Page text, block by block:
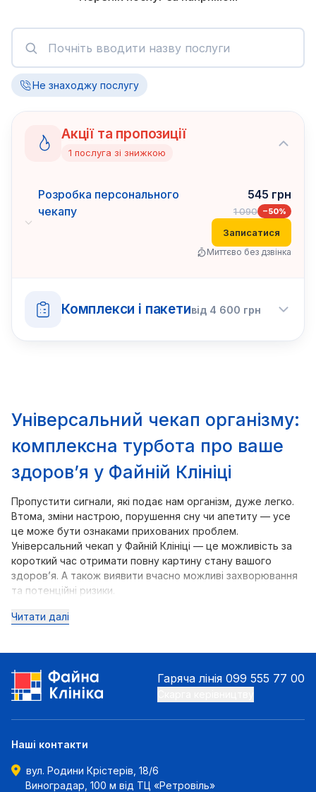
Не знаходжу послугу
Акції та пропозиції
1 послуга зі знижкою
Розробка персонального
чекапу
545 грн
1 090 −50%
Записатися
Миттєво без дзвінка
Комплекси і пакетивід 4 600 грн
Універсальний чекап організму:
комплексна турбота про ваше
здоров’я у Файній Клініці
Пропустити сигнали, які подає нам організм, дуже легко.
Втома, зміни настрою, порушення сну чи апетиту — усе
це може бути ознаками прихованих проблем.
Універсальний чекап у Файній Клініці — це можливість за
короткий час отримати повну картину стану вашого
здоров’я. А також виявити вчасно можливі захворювання
та потенційні ризики.
Читати далі
Гаряча лінія 099 555 77 00
Наші контакти
вул. Родини Крістерів, 18/6
Виноградар, 100 м від ТЦ «Ретровіль»